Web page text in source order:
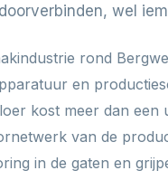
wel
rond
en
kost meer dan een
van de
in de gaten en